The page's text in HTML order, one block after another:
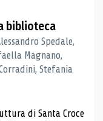
biblioteca
Spedale,
Magnano,
Stefania
di Santa Croce